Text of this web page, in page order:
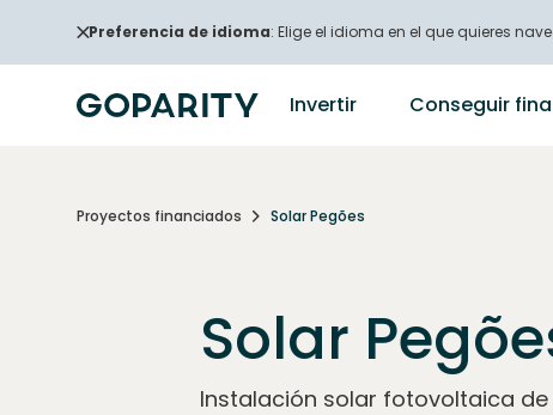
Preferencia de idioma: Elige el idioma en el que quieres
Invertir Conseguir
Proyectos financiados Solar Pegões
Solar
Instalación solar fotovoltaica